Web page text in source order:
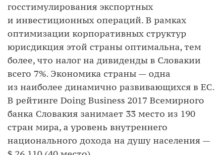
госстимулирования экспортных
и инвестиционных операций. В рамках
оптимизации корпоративных структур
юрисдикция этой страны оптимальна, тем
более, что налог на дивиденды в Словакии
всего 7%. Экономика страны — одна
из наиболее динамично развивающихся в ЕС.
В рейтинге Doing Business 2017 Всемирного
банка Словакия занимает 33 место из 190
стран мира, а уровень внутреннего
национального дохода на душу населения —